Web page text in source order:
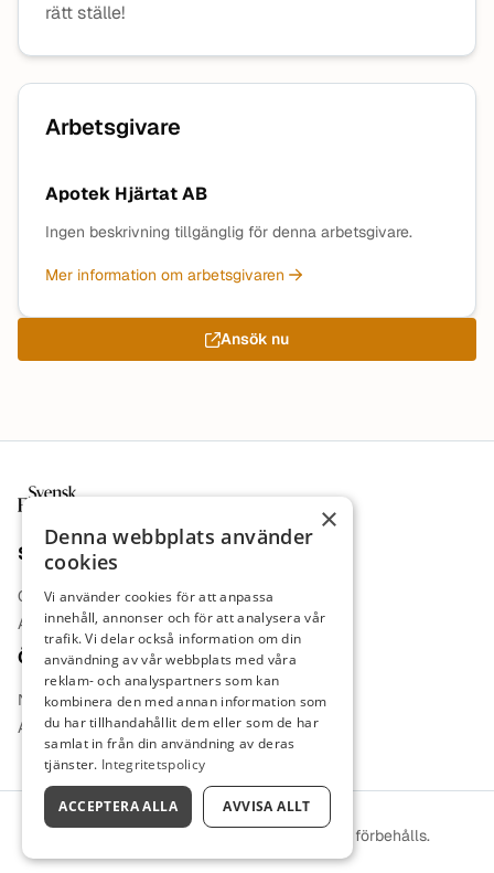
rätt ställe!
Arbetsgivare
Apotek Hjärtat AB
Ingen beskrivning tillgänglig för denna arbetsgivare.
Mer information om arbetsgivaren
Ansök nu
Sajt
Om oss
Annonsera
Övrigt
Nyheter
Arbetsgivare
© 2026 Svensk farmaci. Alla rättigheter förbehålls.
×
Denna webbplats använder
cookies
Vi använder cookies för att anpassa
innehåll, annonser och för att analysera vår
trafik. Vi delar också information om din
användning av vår webbplats med våra
reklam- och analyspartners som kan
kombinera den med annan information som
du har tillhandahållit dem eller som de har
samlat in från din användning av deras
tjänster. Integritetspolicy
ACCEPTERA ALLA AVVISA ALLT